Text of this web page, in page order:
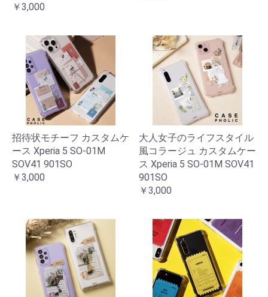
￥3,000
招待状モチーフ カスタムケ
ース Xperia 5 SO-01M
SOV41 901SO
￥3,000
大人女子のライフスタイル
風コラージュ カスタムケー
ス Xperia 5 SO-01M SOV41
901SO
￥3,000